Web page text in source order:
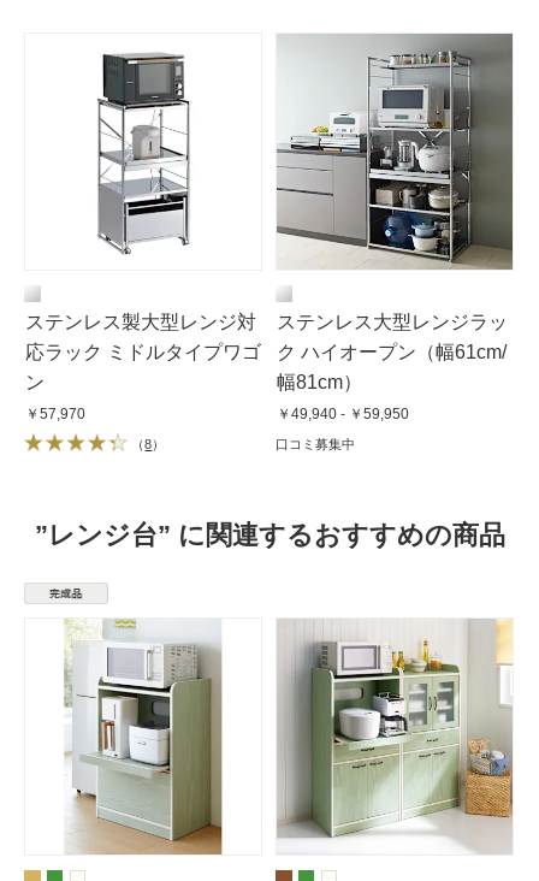
ステンレス製大型レンジ対
応ラック ミドルタイプワゴ
ン
￥57,970
（8）
ステンレス大型レンジラッ
ク ハイオープン（幅61cm/
幅81cm）
￥49,940 - ￥59,950
口コミ募集中
”レンジ台” に関連するおすすめの商品